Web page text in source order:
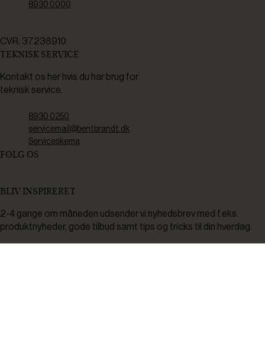
8930 0000
CVR: 37238910
TEKNISK SERVICE
Kontakt os her hvis du har brug for
teknisk service.
8930 0250
servicemail@bentbrandt.dk
Serviceskema
FØLG OS
BLIV INSPIRERET
2-4 gange om måneden udsender vi nyhedsbrev med f.eks.
produktnyheder, gode tilbud samt tips og tricks til din hverdag.